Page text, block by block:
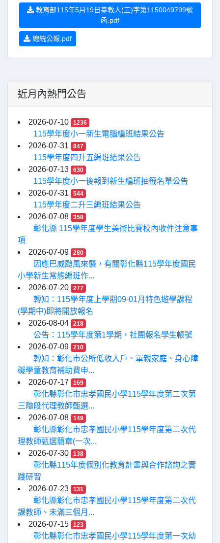
教育部115年5月19日臺教人(三)字第1150049799號
函.pdf
總統公報.pdf
近月內熱門公告
2026-07-10 1236
115學年度小一新生電腦編班結果公告
2026-07-31
847
115學年度四升五編班結果公告
2026-07-13
630
115學年度小一後報到新生編班抽籤名單公告
2026-07-31
544
115學年度二升三編班結果公告
2026-07-08
358
彰化縣 115學年度學生美術比賽校內收件注意事
項
2026-07-09
280
因應巴威颱風來襲，有關彰化縣115學年度國民
小學新生常態編班作...
2026-07-20
277
轉知：115學年度上學期09-01月特色遊學課程
(學期中)即將開放報名
2026-08-04
218
公告：115學年度第1學期，社團報名學生帳號
2026-07-09
210
轉知：彰化市公所低收入戶、單親家庭、身心障
礙學童教育補助費申...
2026-07-17
169
彰化縣彰化市忠孝國民小學115學年度第二次第
三階段代理教師甄選...
2026-07-08
149
彰化縣彰化市忠孝國民小學115學年度第二次代
理教師甄選簡章(一次...
2026-07-30
138
彰化縣115年度個別化教育計畫與合作諮詢之實
踐研習
2026-07-23
131
彰化縣彰化市忠孝國民小學115學年度第二次代
課教師、未滿三個月...
2026-07-15
123
彰化縣彰化市忠孝國民小學115學年度第一次幼